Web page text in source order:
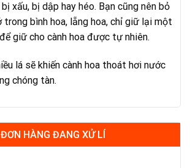
xấu, bị dập hay héo. Bạn cũng nên bỏ
trong bình hoa, lẵng hoa, chỉ giữ lại một
giữ cho cành hoa được tự nhiên.
lá sẽ khiến cành hoa thoát hơi nước
chóng tàn.
ĐƠN HÀNG ĐANG XỬ LÍ